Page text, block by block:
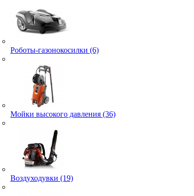
Роботы-газонокосилки (6)
Мойки высокого давления (36)
Воздуходувки (19)